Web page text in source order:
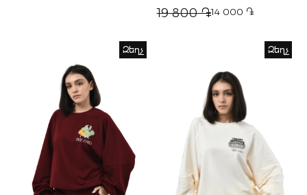
19 800 ֏14 000 ֏
Զեղչ Զեղչ